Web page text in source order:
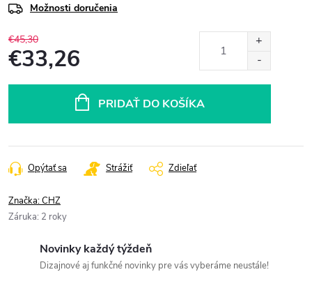
Možnosti doručenia
€45,30
€33,26
PRIDAŤ DO KOŠÍKA
Opýtať sa Strážiť Zdieľať
Značka:CHZ
Záruka: 2 roky
Novinky každý týždeň
Dizajnové aj funkčné novinky pre vás vyberáme neustále!